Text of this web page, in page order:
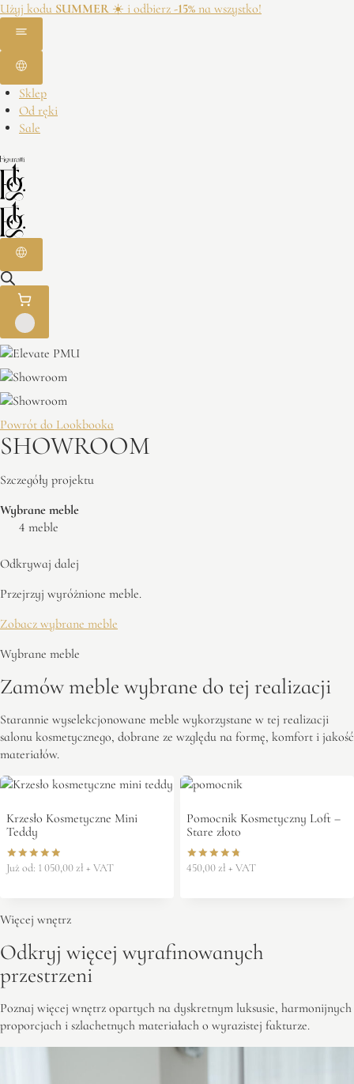
Użyj kodu SUMMER ☀️ i odbierz -15% na wszystko!
Sklep
Od ręki
Sale
Powrót do Lookbooka
SHOWROOM
Szczegóły projektu
Wybrane meble
4 meble
Odkrywaj dalej
Przejrzyj wyróżnione meble.
Zobacz wybrane meble
Wybrane meble
Zamów meble wybrane do tej realizacji
Starannie wyselekcjonowane meble wykorzystane w tej realizacji
salonu kosmetycznego, dobrane ze względu na formę, komfort i jakość
materiałów.
Krzesło Kosmetyczne Mini
Teddy
Oceniono
Już od: 1 050,00zł + VAT
Pomocnik Kosmetyczny Loft –
Stare złoto
Oceniono
450,00zł + VAT
Więcej wnętrz
Odkryj więcej wyrafinowanych
przestrzeni
Poznaj więcej wnętrz opartych na dyskretnym luksusie, harmonijnych
proporcjach i szlachetnych materiałach o wyrazistej fakturze.